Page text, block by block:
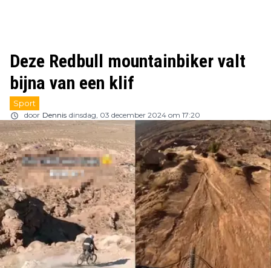
Deze Redbull mountainbiker valt
bijna van een klif
Sport
door Dennis dinsdag, 03 december 2024 om 17:20